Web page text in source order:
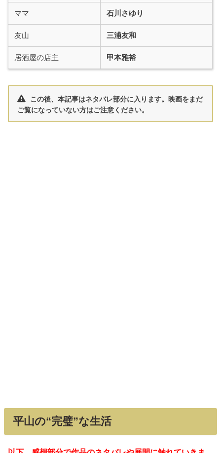
ママ 石川さゆり
友山 三浦友和
居酒屋の店主 甲本雅裕
この後、本記事はネタバレ部分に入ります。映画をまだ
ご覧になっていない方はご注意ください。
平山の“完璧”な生活